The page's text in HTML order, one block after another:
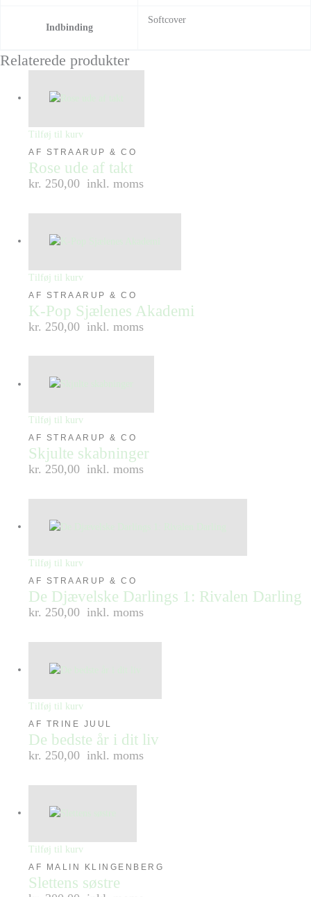
Indbinding
Softcover
Relaterede produkter
Tilføj til kurv
AF STRAARUP & CO
Rose ude af takt
kr. 250,00 inkl. moms
Tilføj til kurv
AF STRAARUP & CO
K-Pop Sjælenes Akademi
kr. 250,00 inkl. moms
Tilføj til kurv
AF STRAARUP & CO
Skjulte skabninger
kr. 250,00 inkl. moms
Tilføj til kurv
AF STRAARUP & CO
De Djævelske Darlings 1: Rivalen Darling
kr. 250,00 inkl. moms
Tilføj til kurv
AF TRINE JUUL
De bedste år i dit liv
kr. 250,00 inkl. moms
Tilføj til kurv
AF MALIN KLINGENBERG
Slettens søstre